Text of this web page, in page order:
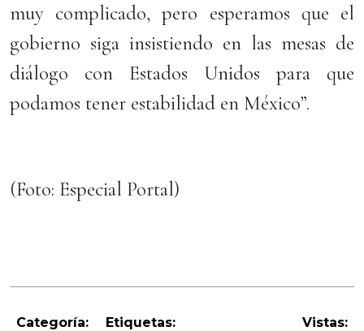
muy complicado, pero esperamos que el
gobierno siga insistiendo en las mesas de
diálogo con Estados Unidos para que
podamos tener estabilidad en México”.
(Foto: Especial Portal)
Categoría:
Etiquetas: Vistas: